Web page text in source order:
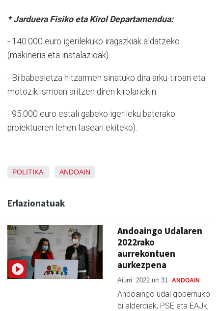
* Jarduera Fisiko eta Kirol Departamendua:
- 140.000 euro igerilekuko iragazkiak aldatzeko
(makineria eta instalazioak).
- Bi babesletza hitzarmen sinatuko dira arku-tiroan eta
motoziklismoan aritzen diren kirolariekin.
- 95.000 euro estali gabeko igerileku baterako
proiektuaren lehen faseari ekiteko).
POLITIKA ANDOAIN
Erlazionatuak
Andoaingo Udalaren
2022rako
aurrekontuen
aurkezpena
Aiurri 2022 urt 31 ANDOAIN
Andoaingo udal gobernuko
bi alderdiek, PSE eta EAJk,